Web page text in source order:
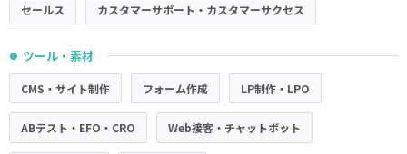
セールス カスタマーサポート・カスタマーサクセス
● ツール・素材
CMS・サイト制作 フォーム作成 LP制作・LPO
ABテスト・EFO・CRO Web接客・チャットボット